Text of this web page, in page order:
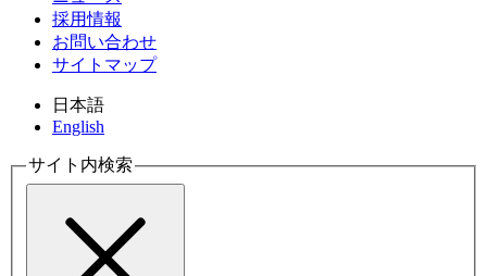
採用情報
お問い合わせ
サイトマップ
日本語
English
サイト内検索